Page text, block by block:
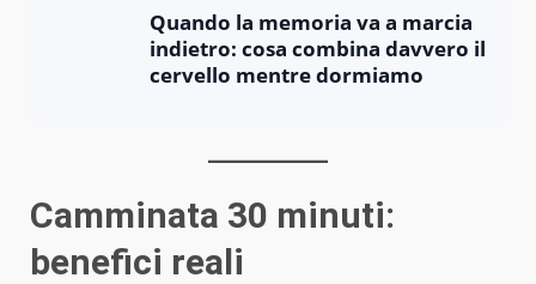
Quando la memoria va a marcia
indietro: cosa combina davvero il
cervello mentre dormiamo
Camminata 30 minuti:
benefici reali